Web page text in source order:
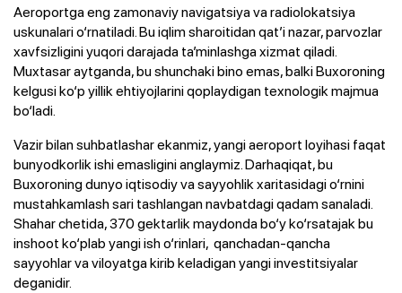
Aeroportga eng zamonaviy navigatsiya va radiolokatsiya
uskunalari o‘rnatiladi. Bu iqlim sharoitidan qat’i nazar, parvozlar
xavfsizligini yuqori darajada ta’minlashga xizmat qiladi.
Muxtasar aytganda, bu shunchaki bino emas, balki Buxoroning
kelgusi ko‘p yillik ehtiyojlarini qoplaydigan texnologik majmua
bo‘ladi.
Vazir bilan suhbatlashar ekanmiz, yangi aeroport loyihasi faqat
bunyodkorlik ishi emasligini anglaymiz. Darhaqiqat, bu
Buxoroning dunyo iqtisodiy va sayyohlik xaritasidagi o‘rnini
mustahkamlash sari tashlangan navbatdagi qadam sanaladi.
Shahar chetida, 370 gektarlik maydonda bo‘y ko‘rsatajak bu
inshoot ko‘plab yangi ish o‘rinlari, qanchadan-qancha
sayyohlar va viloyatga kirib keladigan yangi investitsiyalar
deganidir.